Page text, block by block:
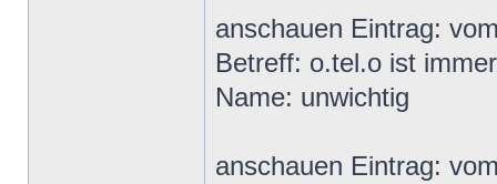
anschauen Eintrag:
Betreff: o.tel.o ist
Name: unwichtig
anschauen Eintrag: